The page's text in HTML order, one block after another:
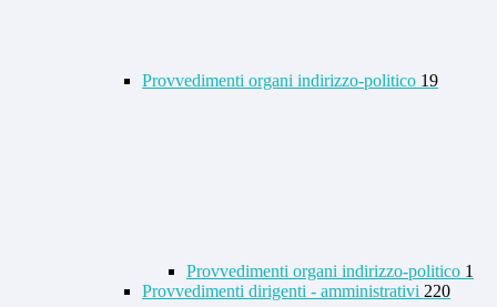
Provvedimenti organi indirizzo-politico 19
Provvedimenti organi indirizzo-politico 1
Provvedimenti dirigenti - amministrativi 220